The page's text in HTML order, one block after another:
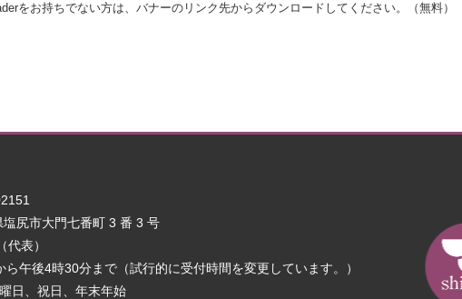
をお持ちでない方は、バナーのリンク先からダウンロードしてください。（無料）
尻市大門七番町 3 番 3 号
表）
ら午後4時30分まで（試行的に受付時間を変更しています。）
日、祝日、年末年始